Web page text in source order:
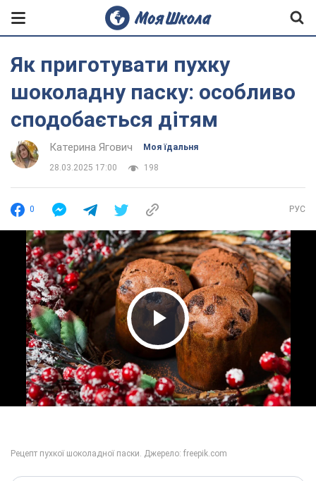
Як приготувати пухку
шоколадну паску: особливо
сподобається дітям
Катерина Ягович Моя їдальня
28.03.2025 17:00 198
0 РУС
Play Video